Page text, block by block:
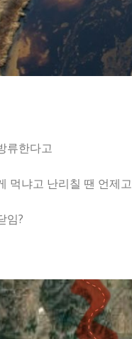
류한다고
먹냐고 난리칠 땐 언제고
임?